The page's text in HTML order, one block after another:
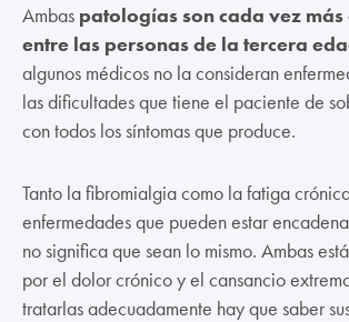
Ambas patologías son cada vez más
entre las personas de la tercera
algunos médicos no la consideran
las dificultades que tiene el paciente de
con todos los síntomas que produce.
Tanto la fibromialgia como la fatiga
enfermedades que pueden estar
no significa que sean lo mismo. Ambas
por el dolor crónico y el cansancio
tratarlas adecuadamente hay que saber